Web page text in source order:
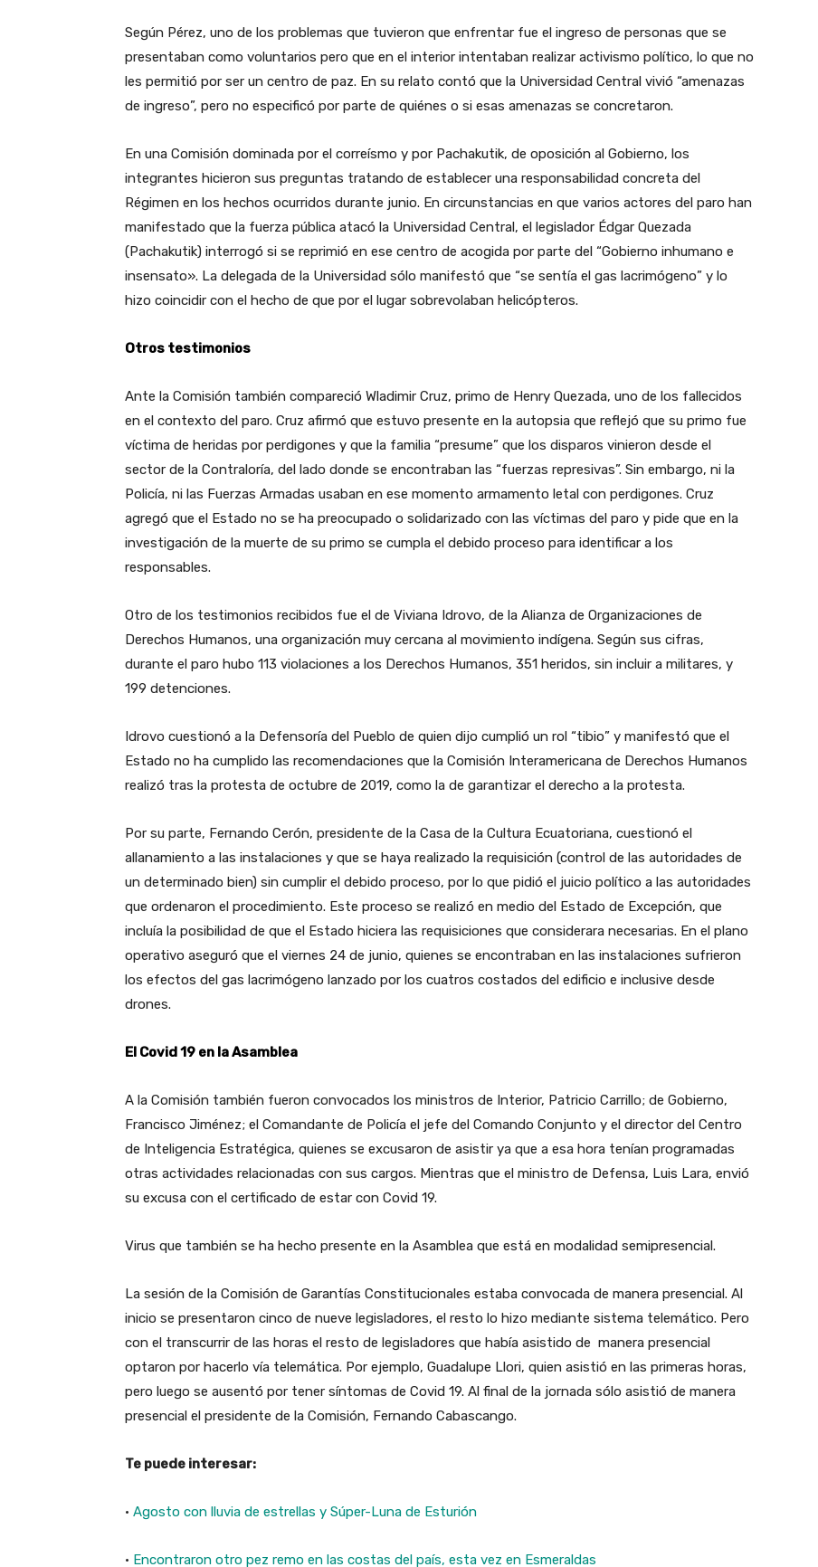
Según Pérez, uno de los problemas que tuvieron que enfrentar fue el ingreso de personas que se
presentaban como voluntarios pero que en el interior intentaban realizar activismo político, lo que no
les permitió por ser un centro de paz. En su relato contó que la Universidad Central vivió “amenazas
de ingreso”, pero no especificó por parte de quiénes o si esas amenazas se concretaron.
En una Comisión dominada por el correísmo y por Pachakutik, de oposición al Gobierno, los
integrantes hicieron sus preguntas tratando de establecer una responsabilidad concreta del
Régimen en los hechos ocurridos durante junio. En circunstancias en que varios actores del paro han
manifestado que la fuerza pública atacó la Universidad Central, el legislador Édgar Quezada
(Pachakutik) interrogó si se reprimió en ese centro de acogida por parte del “Gobierno inhumano e
insensato». La delegada de la Universidad sólo manifestó que “se sentía el gas lacrimógeno” y lo
hizo coincidir con el hecho de que por el lugar sobrevolaban helicópteros.
Otros testimonios
Ante la Comisión también compareció Wladimir Cruz, primo de Henry Quezada, uno de los fallecidos
en el contexto del paro. Cruz afirmó que estuvo presente en la autopsia que reflejó que su primo fue
víctima de heridas por perdigones y que la familia “presume” que los disparos vinieron desde el
sector de la Contraloría, del lado donde se encontraban las “fuerzas represivas”. Sin embargo, ni la
Policía, ni las Fuerzas Armadas usaban en ese momento armamento letal con perdigones. Cruz
agregó que el Estado no se ha preocupado o solidarizado con las víctimas del paro y pide que en la
investigación de la muerte de su primo se cumpla el debido proceso para identificar a los
responsables.
Otro de los testimonios recibidos fue el de Viviana Idrovo, de la Alianza de Organizaciones de
Derechos Humanos, una organización muy cercana al movimiento indígena. Según sus cifras,
durante el paro hubo 113 violaciones a los Derechos Humanos, 351 heridos, sin incluir a militares, y
199 detenciones.
Idrovo cuestionó a la Defensoría del Pueblo de quien dijo cumplió un rol “tibio” y manifestó que el
Estado no ha cumplido las recomendaciones que la Comisión Interamericana de Derechos Humanos
realizó tras la protesta de octubre de 2019, como la de garantizar el derecho a la protesta.
Por su parte, Fernando Cerón, presidente de la Casa de la Cultura Ecuatoriana, cuestionó el
allanamiento a las instalaciones y que se haya realizado la requisición (control de las autoridades de
un determinado bien) sin cumplir el debido proceso, por lo que pidió el juicio político a las autoridades
que ordenaron el procedimiento. Este proceso se realizó en medio del Estado de Excepción, que
incluía la posibilidad de que el Estado hiciera las requisiciones que considerara necesarias. En el plano
operativo aseguró que el viernes 24 de junio, quienes se encontraban en las instalaciones sufrieron
los efectos del gas lacrimógeno lanzado por los cuatros costados del edificio e inclusive desde
drones.
El Covid 19 en la Asamblea
A la Comisión también fueron convocados los ministros de Interior, Patricio Carrillo; de Gobierno,
Francisco Jiménez; el Comandante de Policía el jefe del Comando Conjunto y el director del Centro
de Inteligencia Estratégica, quienes se excusaron de asistir ya que a esa hora tenían programadas
otras actividades relacionadas con sus cargos. Mientras que el ministro de Defensa, Luis Lara, envió
su excusa con el certificado de estar con Covid 19.
Virus que también se ha hecho presente en la Asamblea que está en modalidad semipresencial.
La sesión de la Comisión de Garantías Constitucionales estaba convocada de manera presencial. Al
inicio se presentaron cinco de nueve legisladores, el resto lo hizo mediante sistema telemático. Pero
con el transcurrir de las horas el resto de legisladores que había asistido de manera presencial
optaron por hacerlo vía telemática. Por ejemplo, Guadalupe Llori, quien asistió en las primeras horas,
pero luego se ausentó por tener síntomas de Covid 19. Al final de la jornada sólo asistió de manera
presencial el presidente de la Comisión, Fernando Cabascango.
Te puede interesar:
· Agosto con lluvia de estrellas y Súper-Luna de Esturión
· Encontraron otro pez remo en las costas del país, esta vez en Esmeraldas